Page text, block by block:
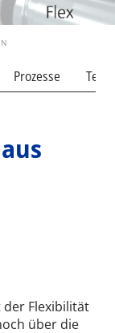
Prozesse
der Flexibilität
über die